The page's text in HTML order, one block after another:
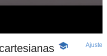
-
Ajuste